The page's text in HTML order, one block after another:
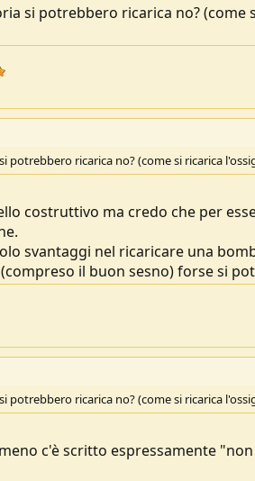
si potrebbero ricarica no? (come
potrebbero ricarica no? (come si ricarica
costruttivo ma credo che per
svantaggi nel ricaricare una
il buon sesno) forse si
potrebbero ricarica no? (come si ricarica
c'è scritto espressamente